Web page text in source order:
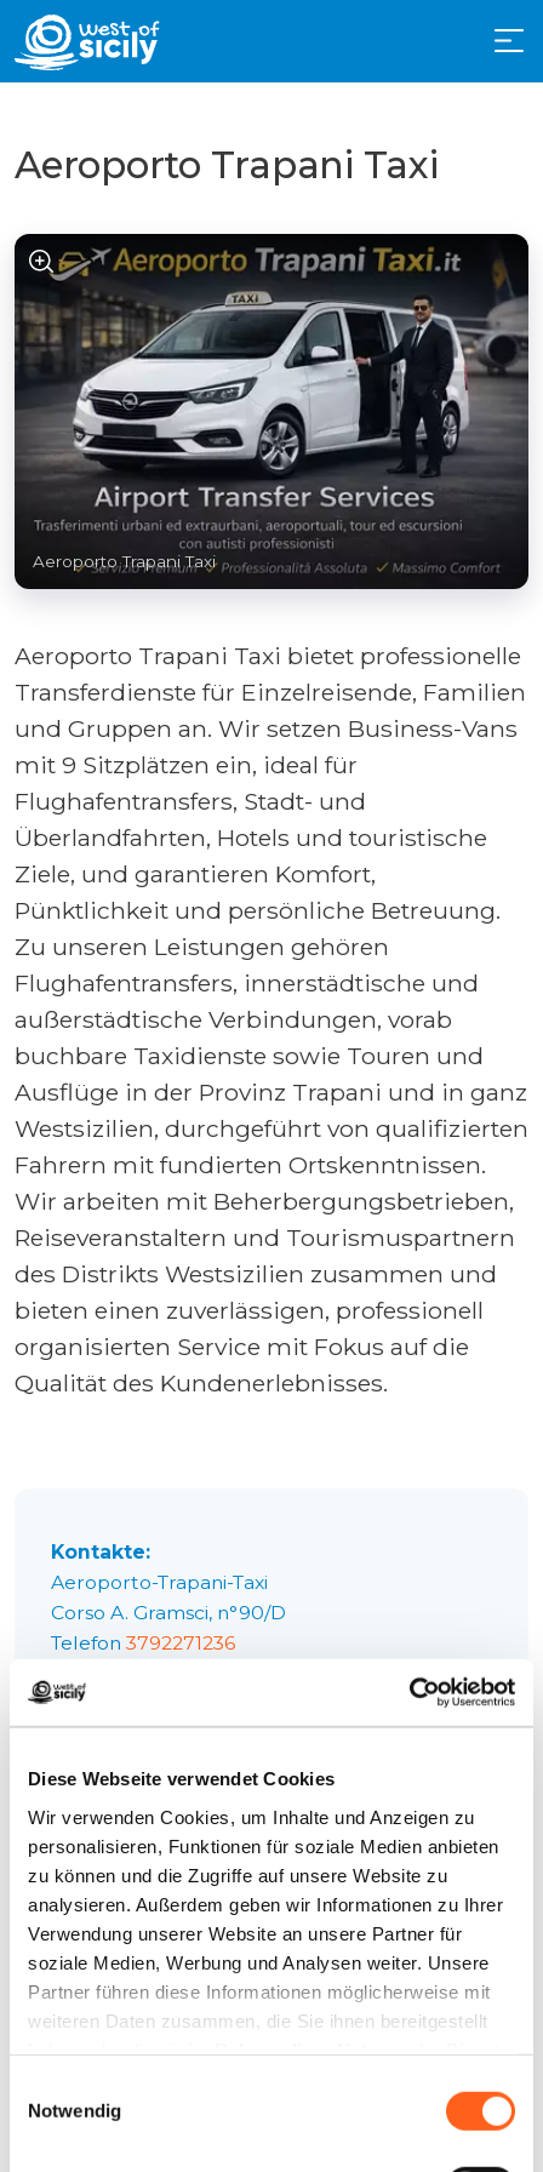
Diese Webseite verwendet Cookies
Wir verwenden Cookies, um Inhalte und Anzeigen zu
personalisieren, Funktionen für soziale Medien anbieten
zu können und die Zugriffe auf unsere Website zu
analysieren. Außerdem geben wir Informationen zu Ihrer
Verwendung unserer Website an unsere Partner für
soziale Medien, Werbung und Analysen weiter. Unsere
Partner führen diese Informationen möglicherweise mit
weiteren Daten zusammen, die Sie ihnen bereitgestellt
Notwendig
Kontakte:
Aeroporto-Trapani-Taxi
Corso A. Gramsci, n°90/D
Telefon 3792271236
Website
Buchen Sie jetzt
Infos anfordern
Aeroporto Trapani Taxi
Aeroporto Trapani Taxi
Aeroporto Trapani Taxi bietet professionelle
Transferdienste für Einzelreisende, Familien
und Gruppen an. Wir setzen Business-Vans
mit 9 Sitzplätzen ein, ideal für
Flughafentransfers, Stadt- und
Überlandfahrten, Hotels und touristische
Ziele, und garantieren Komfort,
Pünktlichkeit und persönliche Betreuung.
Zu unseren Leistungen gehören
Flughafentransfers, innerstädtische und
außerstädtische Verbindungen, vorab
buchbare Taxidienste sowie Touren und
Ausflüge in der Provinz Trapani und in ganz
Westsizilien, durchgeführt von qualifizierten
Fahrern mit fundierten Ortskenntnissen.
Wir arbeiten mit Beherbergungsbetrieben,
Reiseveranstaltern und Tourismuspartnern
des Distrikts Westsizilien zusammen und
bieten einen zuverlässigen, professionell
organisierten Service mit Fokus auf die
Qualität des Kundenerlebnisses.